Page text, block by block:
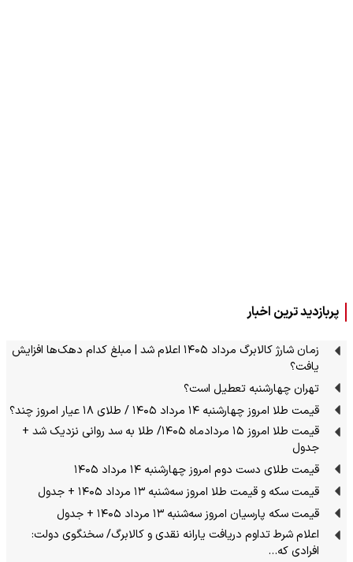
پربازدید ترین اخبار
زمان شارژ کالابرگ مرداد ۱۴۰۵ اعلام شد | مبلغ کدام دهک‌ها افزایش
یافت؟
تهران چهارشنبه تعطیل است؟
قیمت طلا امروز چهارشنبه ۱۴ مرداد ۱۴۰۵ / طلای ۱۸ عیار امروز چند؟
قیمت طلا امروز ۱۵ مردادماه ۱۴۰۵/ طلا به سد روانی نزدیک شد +
جدول
قیمت طلای دست دوم امروز چهارشنبه ۱۴ مرداد ۱۴۰۵
قیمت سکه و قیمت طلا امروز سه‌شنبه ۱۳ مرداد ۱۴۰۵ + جدول
قیمت سکه پارسیان امروز سه‌شنبه ۱۳ مرداد ۱۴۰۵ + جدول
اعلام شرط تداوم دریافت یارانه نقدی و کالابرگ/ سخنگوی دولت:
افرادی که…